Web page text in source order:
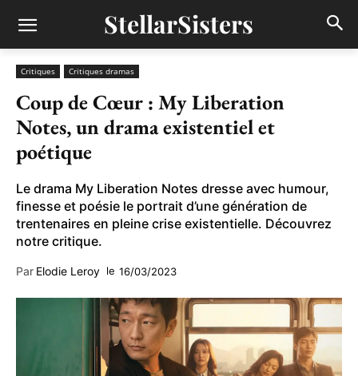
StellarSisters
Critiques Critiques dramas
Coup de Cœur : My Liberation
Notes, un drama existentiel et
poétique
Le drama My Liberation Notes dresse avec humour,
finesse et poésie le portrait d’une génération de
trentenaires en pleine crise existentielle. Découvrez
notre critique.
Par Elodie Leroy le 16/03/2023